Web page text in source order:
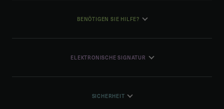
BENÖTIGEN SIE HILFE?
ELEKTRONISCHE SIGNATUR
SICHERHEIT